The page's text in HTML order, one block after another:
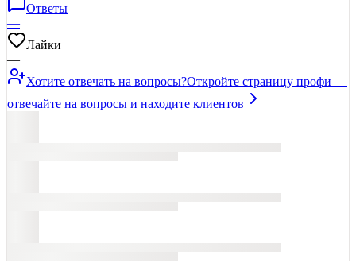
Ответы
—
Лайки
—
Хотите отвечать на вопросы?Откройте страницу профи —
отвечайте на вопросы и находите клиентов